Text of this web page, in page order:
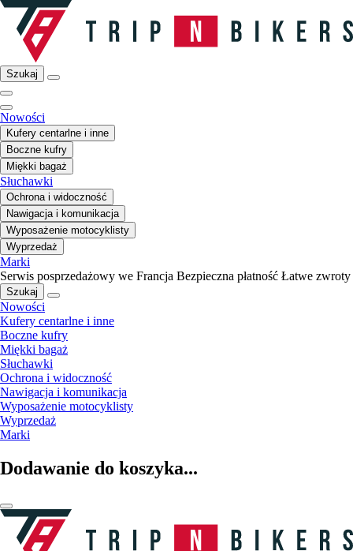
Szukaj
Nowości
Kufery centarlne i inne
Boczne kufry
Miękki bagaż
Słuchawki
Ochrona i widoczność
Nawigacja i komunikacja
Wyposażenie motocyklisty
Wyprzedaż
Marki
Serwis posprzedażowy we Francja Bezpieczna płatność Łatwe zwroty
Szukaj
Nowości
Kufery centarlne i inne
Boczne kufry
Miękki bagaż
Słuchawki
Ochrona i widoczność
Nawigacja i komunikacja
Wyposażenie motocyklisty
Wyprzedaż
Marki
Dodawanie do koszyka...